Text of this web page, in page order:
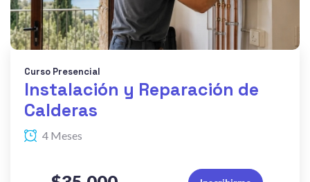
Curso Presencial
Instalación y Reparación de
Calderas
4 Meses